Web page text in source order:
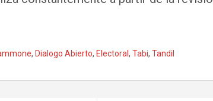
, Dialogo Abierto, Electoral , Tabi, Tandil